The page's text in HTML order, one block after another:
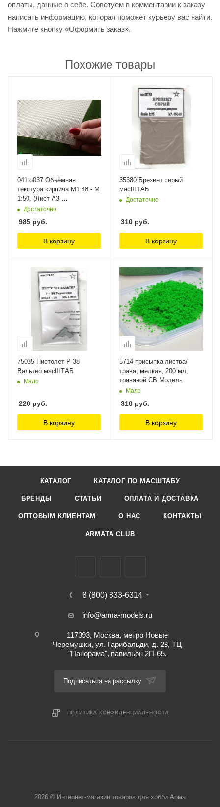
оплаты, данные о себе. Советуем в комментарии к заказу
написать информацию, которая поможет курьеру вас найти.
Нажмите кнопку «Оформить заказ».
Похожие товары
041to037 Объёмная
текстура кирпича М1:48 - М
1:50. (Лист А3-
28см.х38см.) Morrison
Достаточно
985 руб.
В корзину
35380 Брезент серый
масШТАБ
Достаточно
310 руб.
В корзину
75035 Пистолет Р 38
Вальтер масШТАБ
Мало
220 руб.
В корзину
5714 присыпка листва/
трава, мелкая, 200 мл,
травяной СВ Модель
Мало
310 руб.
В корзину
КАТАЛОГ КАТАЛОГ ПО МАСШТАБУ
БРЕНДЫ СТАТЬИ ОПЛАТА И ДОСТАВКА
ОПТОВЫМ КЛИЕНТАМ О НАС КОНТАКТЫ
ARMATA CLUB
8 (800) 333-6314
info@arma-models.ru
117393, Москва, метро Новые
Черемушки, ул. Гарибальди, д. 23, ТЦ
"Панорама", павильон 2П-65.
Подписаться на рассылку
ПОЛИТИКА КОНФИДЕНЦИАЛЬНОСТИ
2026 © Интернет-магазин товаров для хобби Арма